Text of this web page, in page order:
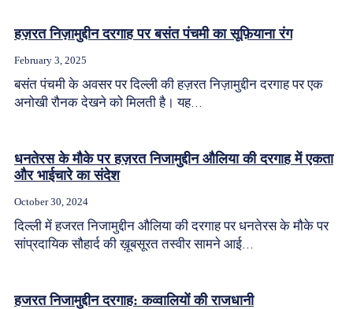
हज़रत निज़ामुद्दीन दरगाह पर बसंत पंचमी का सूफ़ियाना रंग
February 3, 2025
बसंत पंचमी के अवसर पर दिल्ली की हज़रत निज़ामुद्दीन दरगाह पर एक
अनोखी रौनक देखने को मिलती है। यह...
धनतेरस के मौके पर हज़रत निजामुद्दीन औलिया की दरगाह में एकता
और भाईचारे का संदेश
October 30, 2024
दिल्ली में हजरत निजामुद्दीन औलिया की दरगाह पर धनतेरस के मौके पर
सांप्रदायिक सौहार्द की ख़ूबसूरत तस्वीर सामने आई...
हजरत निजामुद्दीन दरगाह: कव्वालियों की राजधानी